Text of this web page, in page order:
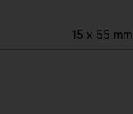
15 x 55 mm